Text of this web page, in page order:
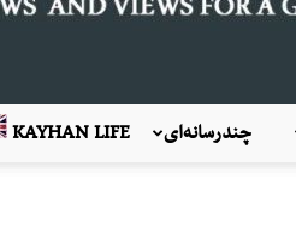
KAYHAN LIFE چندرسانه‌ای